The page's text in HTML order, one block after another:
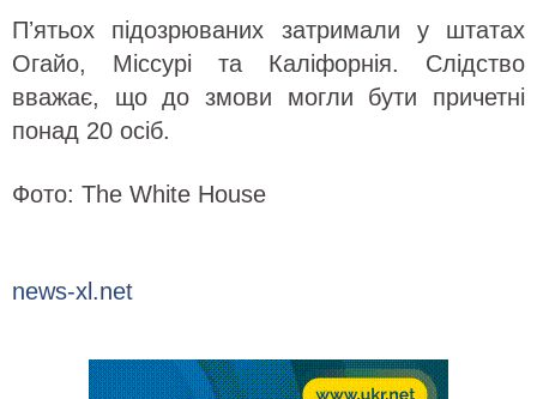
Пʼятьох підозрюваних затримали у штатах
Огайо, Міссурі та Каліфорнія. Слідство
вважає, що до змови могли бути причетні
понад 20 осіб.
Фото: The White House
news-xl.net